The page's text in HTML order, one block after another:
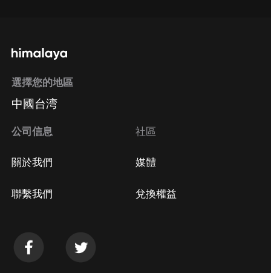
選擇您的地區
中國台湾
公司信息
關於我們
聯繫我們
社區
媒體
兌換權益